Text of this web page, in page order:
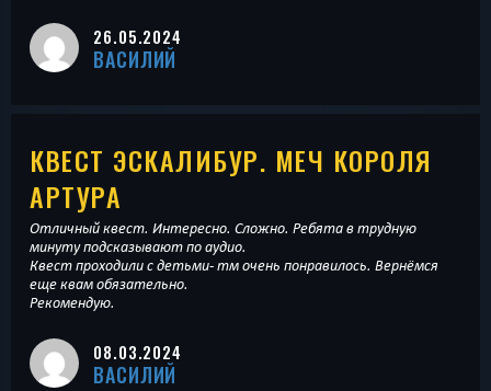
26.05.2024
ВАСИЛИЙ
КВЕСТ ЭСКАЛИБУР. МЕЧ КОРОЛЯ
АРТУРА
Отличный квест. Интересно. Сложно. Ребята в трудную
минуту подсказывают по аудио.
Квест проходили с детьми- тм очень понравилось. Вернёмся
еще квам обязательно.
Рекомендую.
08.03.2024
ВАСИЛИЙ